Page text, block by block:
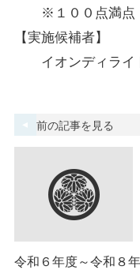
※１００点満点（
【実施候補者】
イオンディライ
前の記事を見る
令和６年度～令和８年